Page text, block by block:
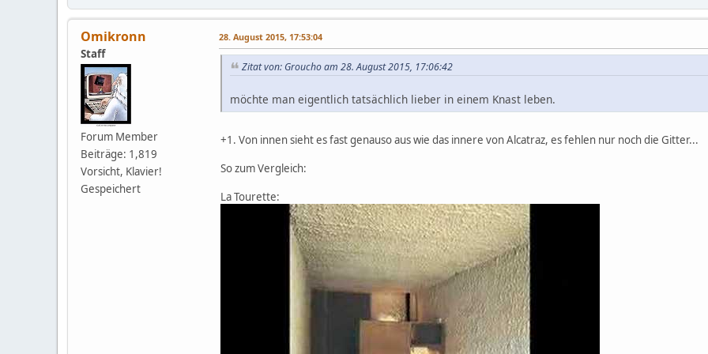
Omikronn
Staff
Forum Member
Beiträge: 1,819
Vorsicht, Klavier!
Gespeichert
28. August 2015, 17:53:04
Zitat von: Groucho am 28. August 2015, 17:06:42
möchte man eigentlich tatsächlich lieber in einem Knast leben.
+1. Von innen sieht es fast genauso aus wie das innere von Alcatraz, es fehlen nur noch die Gitter...
So zum Vergleich:
La Tourette: